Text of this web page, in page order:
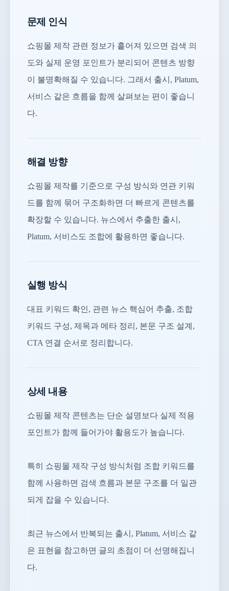
문제 인식
쇼핑몰 제작 관련 정보가 흩어져 있으면 검색 의
도와 실제 운영 포인트가 분리되어 콘텐츠 방향
이 불명확해질 수 있습니다. 그래서 출시, Platum,
서비스 같은 흐름을 함께 살펴보는 편이 좋습니
다.
해결 방향
쇼핑몰 제작를 기준으로 구성 방식와 연관 키워
드를 함께 묶어 구조화하면 더 빠르게 콘텐츠를
확장할 수 있습니다. 뉴스에서 추출한 출시,
Platum, 서비스도 조합에 활용하면 좋습니다.
실행 방식
대표 키워드 확인, 관련 뉴스 핵심어 추출, 조합
키워드 구성, 제목과 메타 정리, 본문 구조 설계,
CTA 연결 순서로 정리합니다.
상세 내용
쇼핑몰 제작 콘텐츠는 단순 설명보다 실제 적용
포인트가 함께 들어가야 활용도가 높습니다.
특히 쇼핑몰 제작 구성 방식처럼 조합 키워드를
함께 사용하면 검색 흐름과 본문 구조를 더 일관
되게 잡을 수 있습니다.
최근 뉴스에서 반복되는 출시, Platum, 서비스 같
은 표현을 참고하면 글의 초점이 더 선명해집니
다.